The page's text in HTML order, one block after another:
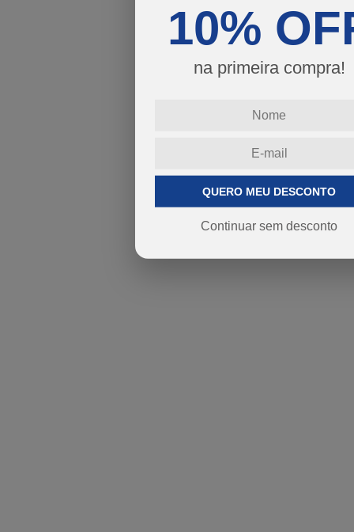
10%
na primeira compra!
QUERO MEU DESCONTO
Continuar sem desconto